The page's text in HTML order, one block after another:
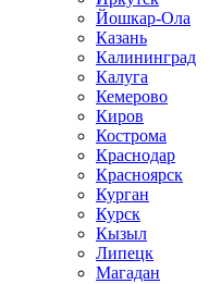
Йошкар-Ола
Казань
Калининград
Калуга
Кемерово
Киров
Кострома
Краснодар
Красноярск
Курган
Курск
Кызыл
Липецк
Магадан